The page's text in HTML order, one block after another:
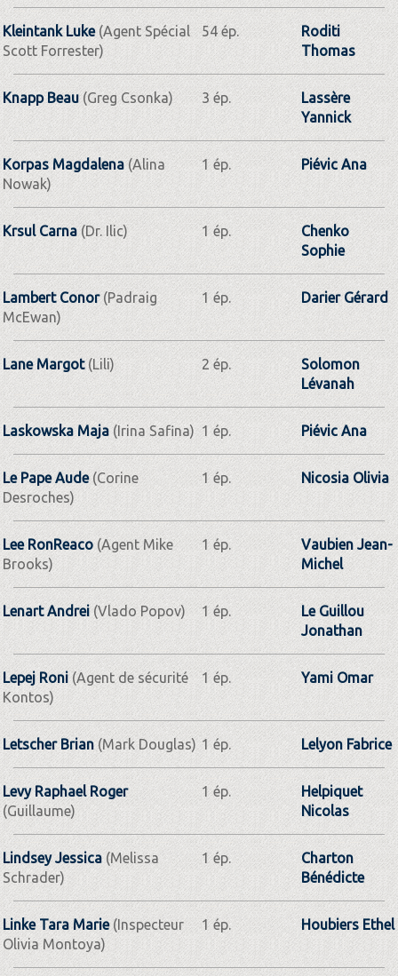
Kleintank Luke(Agent Spécial
Scott Forrester)
54 ép.
Roditi
Thomas
Knapp Beau(Greg Csonka) 3 ép.
Lassère
Yannick
Korpas Magdalena(Alina
Nowak)
1 ép. Piévic Ana
Krsul Carna(Dr. Ilic) 1 ép.
Chenko
Sophie
Lambert Conor(Padraig
McEwan)
1 ép. Darier Gérard
Lane Margot(Lili) 2 ép.
Solomon
Lévanah
Laskowska Maja (Irina Safina) 1 ép. Piévic Ana
Le Pape Aude(Corine
Desroches)
1 ép. Nicosia Olivia
Lee RonReaco(Agent Mike
Brooks)
1 ép.
Vaubien Jean-
Michel
Lenart Andrei (Vlado Popov) 1 ép.
Le Guillou
Jonathan
Lepej Roni(Agent de sécurité
Kontos)
1 ép. Yami Omar
Letscher Brian(Mark Douglas) 1 ép. Lelyon Fabrice
Levy Raphael Roger
(Guillaume)
1 ép.
Helpiquet
Nicolas
Lindsey Jessica(Melissa
Schrader)
1 ép.
Charton
Bénédicte
Linke Tara Marie(Inspecteur
Olivia Montoya)
1 ép. Houbiers Ethel